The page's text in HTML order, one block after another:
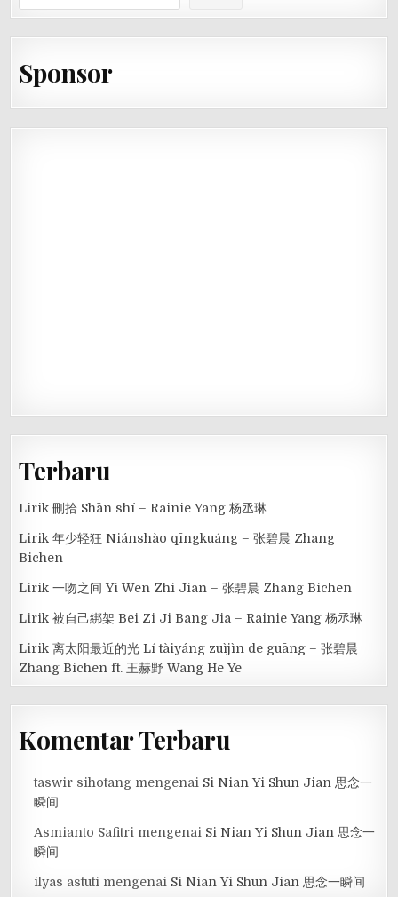
Sponsor
Terbaru
Lirik 刪拾 Shān shí – Rainie Yang 杨丞琳
Lirik 年少轻狂 Niánshào qīngkuáng – 张碧晨 Zhang
Bichen
Lirik 一吻之间 Yi Wen Zhi Jian – 张碧晨 Zhang Bichen
Lirik 被自己綁架 Bei Zi Ji Bang Jia – Rainie Yang 杨丞琳
Lirik 离太阳最近的光 Lí tàiyáng zuìjìn de guāng – 张碧晨
Zhang Bichen ft. 王赫野 Wang He Ye
Komentar Terbaru
taswir sihotang mengenai Si Nian Yi Shun Jian 思念一
瞬间
Asmianto Safitri mengenai Si Nian Yi Shun Jian 思念一
瞬间
ilyas astuti mengenai Si Nian Yi Shun Jian 思念一瞬间